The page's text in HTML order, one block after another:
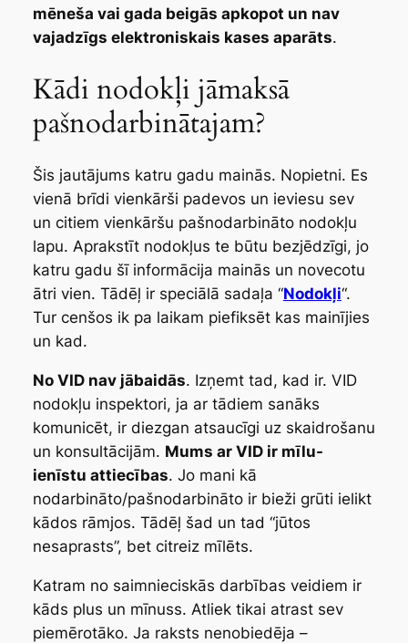
mēneša vai gada beigās apkopot un nav
vajadzīgs elektroniskais kases aparāts.
Kādi nodokļi jāmaksā
pašnodarbinātajam?
Šis jautājums katru gadu mainās. Nopietni. Es
vienā brīdi vienkārši padevos un ieviesu sev
un citiem vienkāršu pašnodarbināto nodokļu
lapu. Aprakstīt nodokļus te būtu bezjēdzīgi, jo
katru gadu šī informācija mainās un novecotu
ātri vien. Tādēļ ir speciālā sadaļa “Nodokļi“.
Tur cenšos ik pa laikam piefiksēt kas mainījies
un kad.
No VID nav jābaidās. Izņemt tad, kad ir. VID
nodokļu inspektori, ja ar tādiem sanāks
komunicēt, ir diezgan atsaucīgi uz skaidrošanu
un konsultācijām. Mums ar VID ir mīlu-
ienīstu attiecības. Jo mani kā
nodarbināto/pašnodarbināto ir bieži grūti ielikt
kādos rāmjos. Tādēļ šad un tad “jūtos
nesaprasts”, bet citreiz mīlēts.
Katram no saimnieciskās darbības veidiem ir
kāds plus un mīnuss. Atliek tikai atrast sev
piemērotāko. Ja raksts nenobiedēja –